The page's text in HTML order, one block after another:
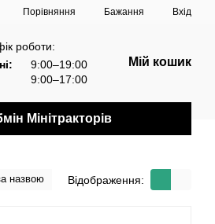
Порівняння Бажання Вхід
роботи:
9:00–19:00
9:00–17:00
Мій кошик
Мінітракторів
назвою Відображення: